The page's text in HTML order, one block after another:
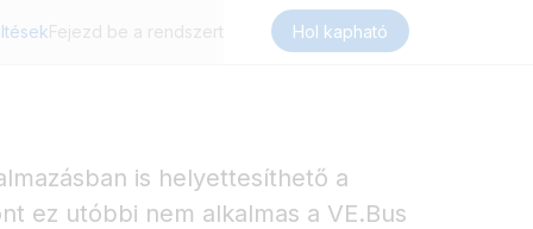
Fejezd be a rendszert Hol kapható
is helyettesíthető a
ez utóbbi nem alkalmas a VE.Bus